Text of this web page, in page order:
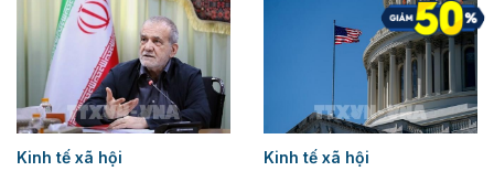
Kinh tế xã hội Kinh tế xã hội